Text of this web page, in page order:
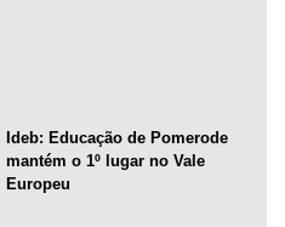
Ideb: Educação de Pomerode
mantém o 1º lugar no Vale
Europeu